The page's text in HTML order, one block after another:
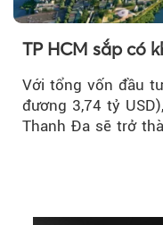
TP HCM sắp có
Với tổng vốn đầu
đương 3,74 tỷ
Thanh Đa sẽ trở